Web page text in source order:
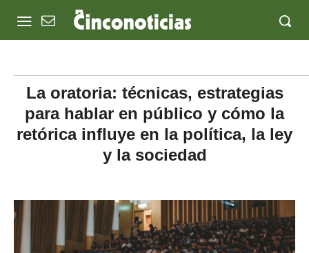
La oratoria: técnicas, estrategias
para hablar en público y cómo la
retórica influye en la política, la ley
y la sociedad